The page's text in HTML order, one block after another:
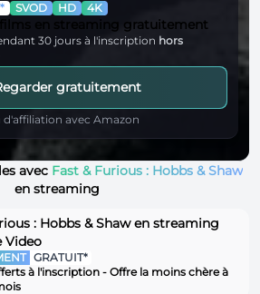
SVOD HD 4K
films en streaming gratuitement
30 jours à l'inscription hors
gratuitement
d'affiliation avec Amazon
avec Fast & Furious : Hobbs & Shaw
en streaming
: Hobbs & Shaw en streaming
Video
GRATUIT*
à l'inscription - Offre la moins chère à